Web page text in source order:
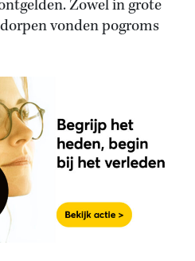
Zowel in grote
vonden pogroms